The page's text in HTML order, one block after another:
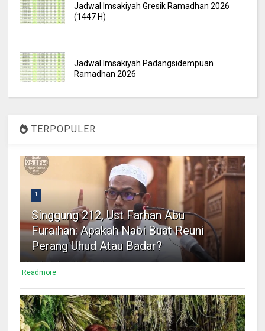
Jadwal Imsakiyah Gresik Ramadhan 2026
(1447 H)
Jadwal Imsakiyah Padangsidempuan
Ramadhan 2026
TERPOPULER
1
Singgung 212, Ust Farhan Abu
Furaihan: Apakah Nabi Buat Reuni
Perang Uhud Atau Badar?
Readmore